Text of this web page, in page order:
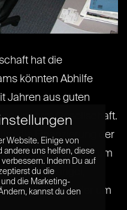
hat die
könnten Abhilfe
Jahren aus guten
unserer Gesellschaft.
die Finanzierung der
Umlageverfahren, um
oder um
Website. Einige von
andere uns helfen, diese
Indem Du auf
du die
die Marketing-
kannst du den